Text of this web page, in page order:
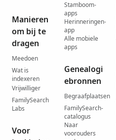
Manieren
om bij te
dragen
Meedoen
Wat is
indexeren
Vrijwilliger
FamilySearch
Labs
Voor
Stamboom-
apps
Herinneringen-
app
Alle mobiele
apps
Genealogi
ebronnen
Begraafplaatsen
FamilySearch-
catalogus
Naar
voorouders